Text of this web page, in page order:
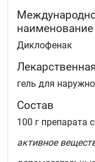
наименование
Диклофенак
гель для
Состав
100 г препарата
активное